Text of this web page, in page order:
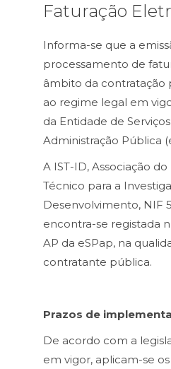
Faturação
Informa-se que a
processamento de
âmbito da
ao regime legal em
da Entidade de
Administração Pública
A IST-ID, Associação
Técnico para a
Desenvolvimento, NIF
encontra-se registada
AP da eSPap, na
contratante pública.
Prazos de
De acordo com a
em vigor, aplicam-se